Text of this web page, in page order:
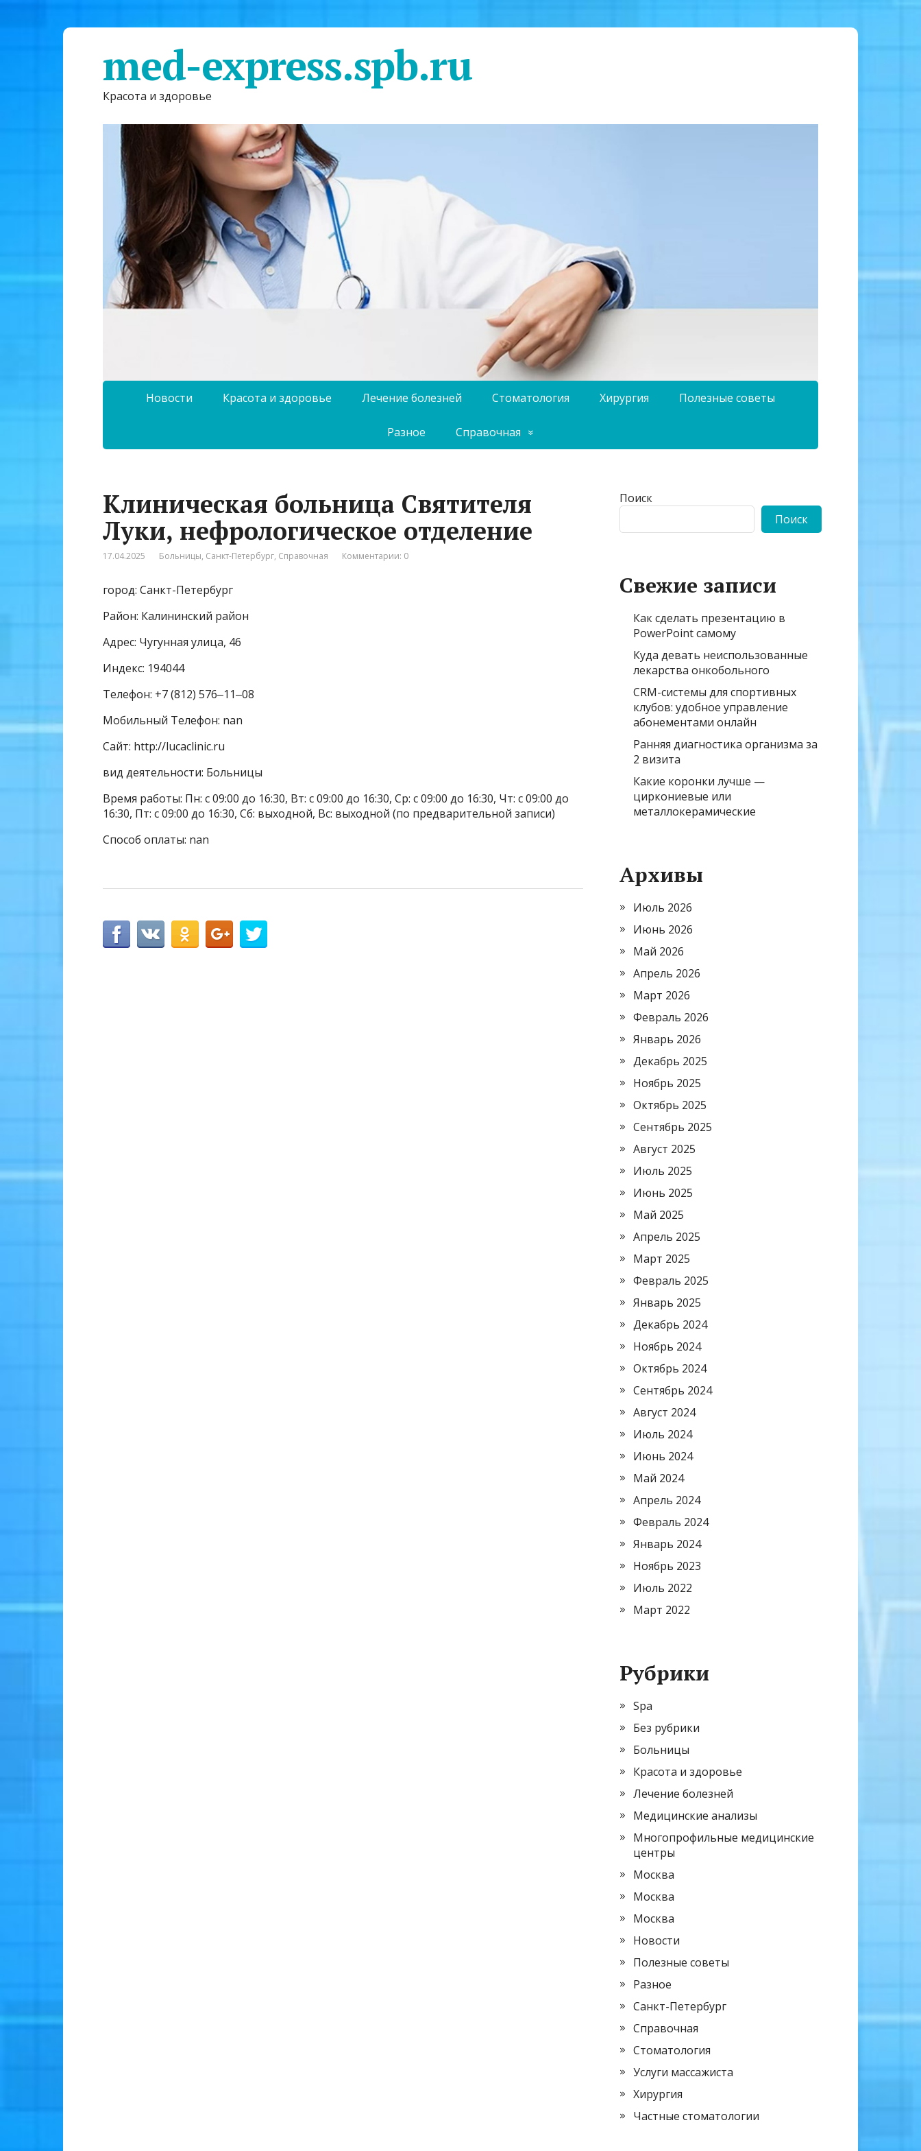
med-express.spb.ru
Красота и здоровье
Новости Красота и здоровье Лечение болезней Стоматология Хирургия Полезные советы
Разное Справочная
Клиническая больница Святителя
Луки, нефрологическое отделение
17.04.2025 Больницы, Санкт-Петербург, Справочная Комментарии: 0
город: Санкт-Петербург
Район: Калининский район
Адрес: Чугунная улица, 46
Индекс: 194044
Телефон: +7 (812) 576‒11‒08
Мобильный Телефон: nan
Сайт: http://lucaclinic.ru
вид деятельности: Больницы
Время работы: Пн: с 09:00 до 16:30, Вт: с 09:00 до 16:30, Ср: с 09:00 до 16:30, Чт: с 09:00 до
16:30, Пт: с 09:00 до 16:30, Сб: выходной, Вс: выходной (по предварительной записи)
Способ оплаты: nan
Поиск
Поиск
Свежие записи
Как сделать презентацию в
PowerPoint самому
Куда девать неиспользованные
лекарства онкобольного
CRM-системы для спортивных
клубов: удобное управление
абонементами онлайн
Ранняя диагностика организма за
2 визита
Какие коронки лучше —
циркониевые или
металлокерамические
Архивы
Июль 2026
Июнь 2026
Май 2026
Апрель 2026
Март 2026
Февраль 2026
Январь 2026
Декабрь 2025
Ноябрь 2025
Октябрь 2025
Сентябрь 2025
Август 2025
Июль 2025
Июнь 2025
Май 2025
Апрель 2025
Март 2025
Февраль 2025
Январь 2025
Декабрь 2024
Ноябрь 2024
Октябрь 2024
Сентябрь 2024
Август 2024
Июль 2024
Июнь 2024
Май 2024
Апрель 2024
Февраль 2024
Январь 2024
Ноябрь 2023
Июль 2022
Март 2022
Рубрики
Spa
Без рубрики
Больницы
Красота и здоровье
Лечение болезней
Медицинские анализы
Многопрофильные медицинские
центры
Москва
Москва
Москва
Новости
Полезные советы
Разное
Санкт-Петербург
Справочная
Стоматология
Услуги массажиста
Хирургия
Частные стоматологии